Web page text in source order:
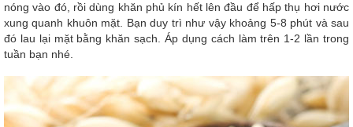
nóng vào đó, rồi dùng khăn phủ kín hết lên đầu để hấp thụ hơi nước
xung quanh khuôn mặt. Bạn duy trì như vậy khoảng 5-8 phút và sau
đó lau lại mặt bằng khăn sạch. Áp dụng cách làm trên 1-2 lần trong
tuần bạn nhé.